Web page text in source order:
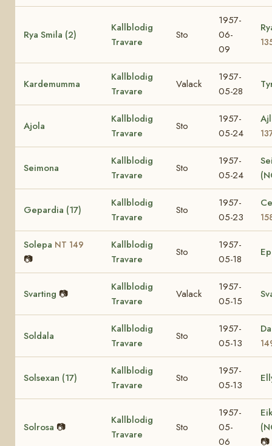
Rya Smila (2)
Kallblodig
Travare
Sto
1957-
06-
09
Kardemumma
Kallblodig
Travare
Valack
1957-
05-28
Ajola
Kallblodig
Travare
Sto
1957-
05-24
Seimona
Kallblodig
Travare
Sto
1957-
05-24
Gepardia (17)
Kallblodig
Travare
Sto
1957-
05-23
Solepa NT 149
📷
Kallblodig
Travare
Sto
1957-
05-18
Svarting 📷
Kallblodig
Travare
Valack
1957-
05-15
Soldala
Kallblodig
Travare
Sto
1957-
05-13
Solsexan (17)
Kallblodig
Travare
Sto
1957-
05-13
Solrosa 📷
Kallblodig
Travare
Sto
1957-
05-
06
📷